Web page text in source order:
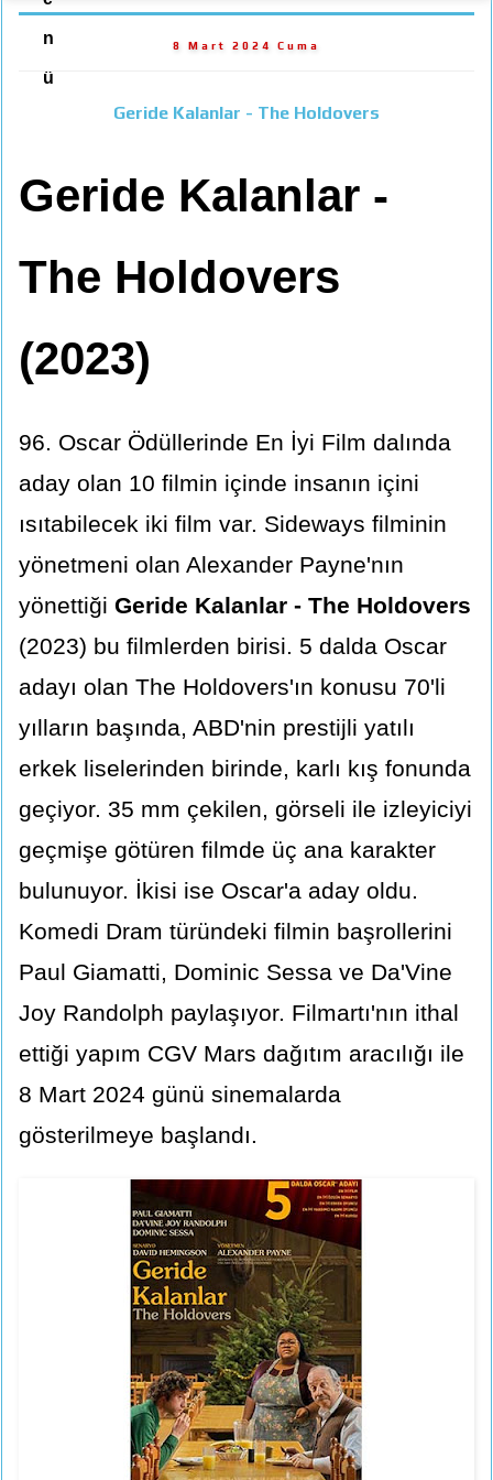
n
ü
8 Mart 2024 Cuma
Geride Kalanlar - The Holdovers
Geride Kalanlar -
The Holdovers
(2023)
96. Oscar Ödüllerinde En İyi Film dalında
aday olan 10 filmin içinde insanın içini
ısıtabilecek iki film var. Sideways filminin
yönetmeni olan Alexander Payne'nın
yönettiği Geride Kalanlar - The Holdovers
(2023) bu filmlerden birisi. 5 dalda Oscar
adayı olan The Holdovers'ın konusu 70'li
yılların başında, ABD'nin prestijli yatılı
erkek liselerinden birinde, karlı kış fonunda
geçiyor. 35 mm çekilen, görseli ile izleyiciyi
geçmişe götüren filmde üç ana karakter
bulunuyor. İkisi ise Oscar'a aday oldu.
Komedi Dram türündeki filmin başrollerini
Paul Giamatti, Dominic Sessa ve Da'Vine
Joy Randolph paylaşıyor. Filmartı'nın ithal
ettiği yapım CGV Mars dağıtım aracılığı ile
8 Mart 2024 günü sinemalarda
gösterilmeye başlandı.